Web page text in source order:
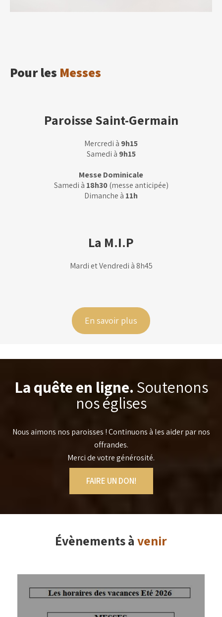
Pour les Messes
Paroisse Saint-Germain
Mercredi à 9h15
Samedi à 9h15
Messe Dominicale
Samedi à 18h30(messe anticipée)
Dimanche à 11h
La M.I.P
Mardi et Vendredi à 8h45
En savoir plus
La quête en ligne. Soutenons
nos églises
Nous aimons nos paroisses ! Continuons à les aider par nos
offrandes.
Merci de votre générosité.
FAIRE UN DON!
Évènements à venir